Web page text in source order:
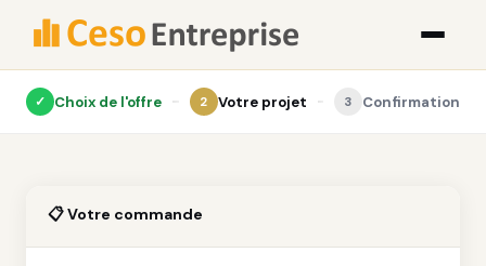
✓ Choix de l'offre 2 Votre projet 3 Confirmation
📋 Votre commande